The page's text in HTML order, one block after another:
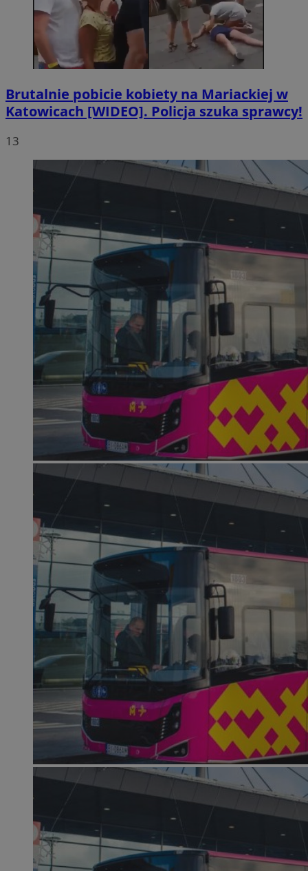
Brutalnie pobicie kobiety na Mariackiej w
Katowicach [WIDEO]. Policja szuka sprawcy!
13